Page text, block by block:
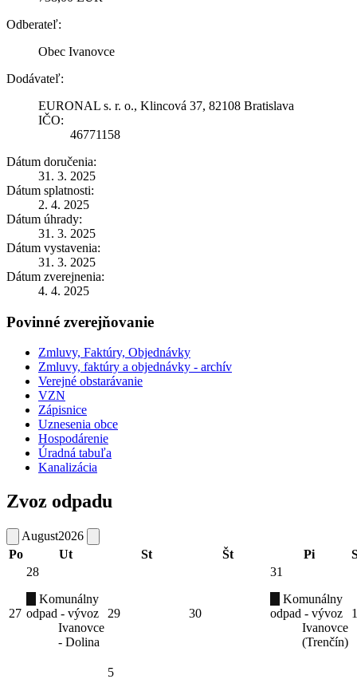
Odberateľ:
Obec Ivanovce
Dodávateľ:
EURONAL s. r. o., Klincová 37, 82108 Bratislava
IČO:
46771158
Dátum doručenia:
31. 3. 2025
Dátum splatnosti:
2. 4. 2025
Dátum úhrady:
31. 3. 2025
Dátum vystavenia:
31. 3. 2025
Dátum zverejnenia:
4. 4. 2025
Povinné zverejňovanie
Zmluvy, Faktúry, Objednávky
Zmluvy, faktúry a objednávky - archív
Verejné obstarávanie
VZN
Zápisnice
Uznesenia obce
Hospodárenie
Úradná tabuľa
Kanalizácia
Zvoz odpadu
August2026
Po
Ut St Št Pi
27
28
Komunálny
odpad - vývoz
Ivanovce
- Dolina
29 30
31
Komunálny
odpad - vývoz
Ivanovce
(Trenčín)
1
5